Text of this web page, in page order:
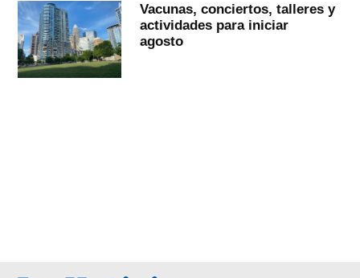
Vacunas, conciertos, talleres y
actividades para iniciar
agosto